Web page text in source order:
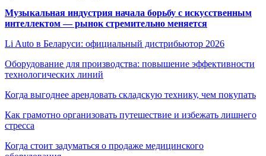
Музыкальная индустрия начала борьбу с искусственным
интеллектом — рынок стремительно меняется
Li Auto в Беларуси: официальный дистрибьютор 2026
Оборудование для производства: повышение эффективности
технологических линий
Когда выгоднее арендовать складскую технику, чем покупать
Как грамотно организовать путешествие и избежать лишнего
стресса
Когда стоит задуматься о продаже медицинского